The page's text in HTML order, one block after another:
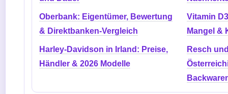
Oberbank: Eigentümer, Bewertung
& Direktbanken-Vergleich
Vitamin
Mangel &
Harley-Davidson in Irland: Preise,
Händler & 2026 Modelle
Resch